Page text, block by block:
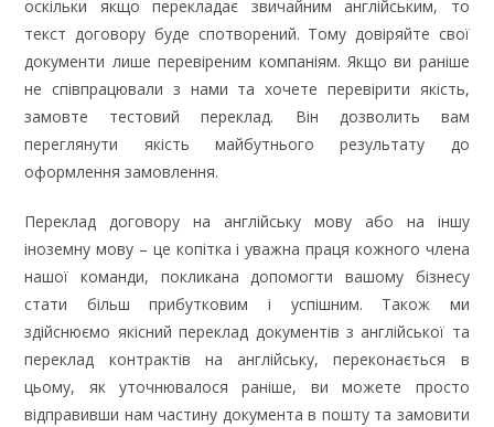
оскільки якщо перекладає звичайним англійським, то
текст договору буде спотворений. Тому довіряйте свої
документи лише перевіреним компаніям. Якщо ви раніше
не співпрацювали з нами та хочете перевірити якість,
замовте тестовий переклад. Він дозволить вам
переглянути якість майбутнього результату до
оформлення замовлення.
Переклад договору на англійську мову або на іншу
іноземну мову – це копітка і уважна праця кожного члена
нашої команди, покликана допомогти вашому бізнесу
стати більш прибутковим і успішним. Також ми
здійснюємо якісний переклад документів з англійської та
переклад контрактів на англійську, переконається в
цьому, як уточнювалося раніше, ви можете просто
відправивши нам частину документа в пошту та замовити